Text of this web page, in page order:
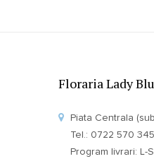
Floraria Lady
Piata Centrala
Tel.: 0722 570 345
Program livrari: L-